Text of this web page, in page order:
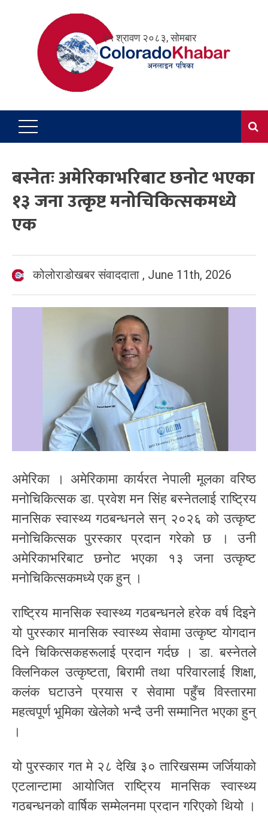
२५ श्रावण २०८३, सोमबार
बस्नेतः अमेरिकाभरिबाट छनोट भएका
१३ जना उत्कृष्ट मनोचिकित्सकमध्ये
एक
कोलोराडोखबर संवाददाता , June 11th, 2026
अमेरिका । अमेरिकामा कार्यरत नेपाली मूलका वरिष्ठ
मनोचिकित्सक डा. प्रवेश मन सिंह बस्नेतलाई राष्ट्रिय
मानसिक स्वास्थ्य गठबन्धनले सन् २०२६ को उत्कृष्ट
मनोचिकित्सक पुरस्कार प्रदान गरेको छ । उनी
अमेरिकाभरिबाट छनोट भएका १३ जना उत्कृष्ट
मनोचिकित्सकमध्ये एक हुन् ।
राष्ट्रिय मानसिक स्वास्थ्य गठबन्धनले हरेक वर्ष दिइने
यो पुरस्कार मानसिक स्वास्थ्य सेवामा उत्कृष्ट योगदान
दिने चिकित्सकहरूलाई प्रदान गर्दछ । डा. बस्नेतले
क्लिनिकल उत्कृष्टता, बिरामी तथा परिवारलाई शिक्षा,
कलंक घटाउने प्रयास र सेवामा पहुँच विस्तारमा
महत्वपूर्ण भूमिका खेलेको भन्दै उनी सम्मानित भएका हुन्
।
यो पुरस्कार गत मे २८ देखि ३० तारिखसम्म जर्जियाको
एटलान्टामा आयोजित राष्ट्रिय मानसिक स्वास्थ्य
गठबन्धनको वार्षिक सम्मेलनमा प्रदान गरिएको थियो ।